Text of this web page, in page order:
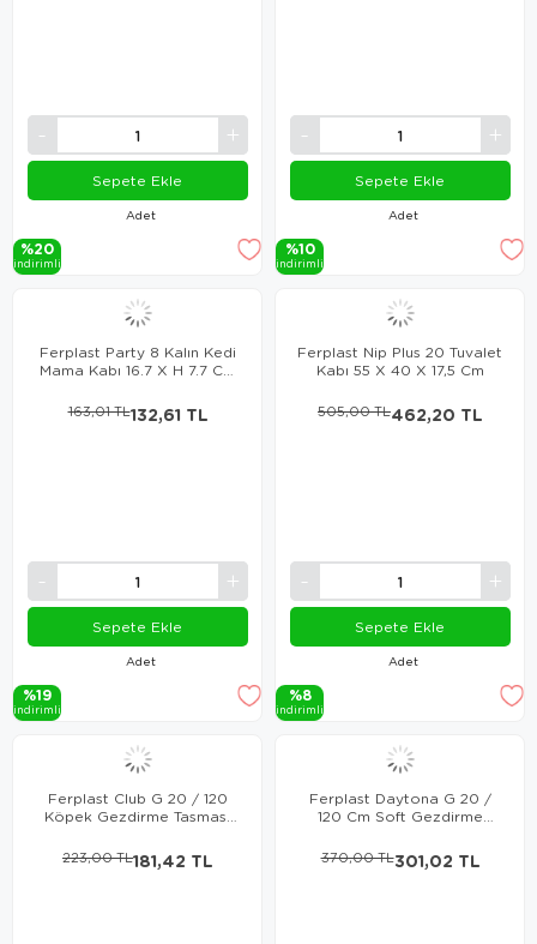
Adet
Sepete Ekle
%20
i̇ndi̇ri̇mli̇
Adet
Sepete Ekle
%10
i̇ndi̇ri̇mli̇
Ferplast Party 8 Kalın Kedi
Mama Kabı 16.7 X H 7.7 Cm
Adet
132,61 TL
163,01 TL
Sepete Ekle
%19
i̇ndi̇ri̇mli̇
Ferplast Nip Plus 20 Tuvalet
Kabı 55 X 40 X 17,5 Cm
Adet
462,20 TL
505,00 TL
Sepete Ekle
%8
i̇ndi̇ri̇mli̇
Ferplast Club G 20 / 120
Köpek Gezdirme Tasması
181,42 TL
223,00 TL
Ferplast Daytona G 20 /
120 Cm Soft Gezdirme
301,02 TL
370,00 TL